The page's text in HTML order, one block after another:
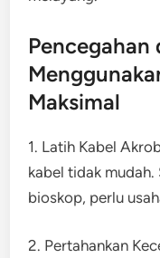
Pencegahan
Maksimal
1. Latih Kabel
kabel tidak
bioskop, perlu
2. Pertahankan